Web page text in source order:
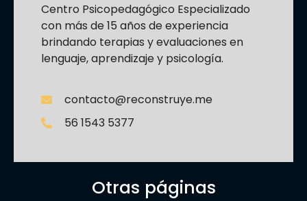
Centro Psicopedagógico Especializado
con más de 15 años de experiencia
brindando terapias y evaluaciones en
lenguaje, aprendizaje y psicología.
contacto@reconstruye.me
56 1543 5377
Otras páginas